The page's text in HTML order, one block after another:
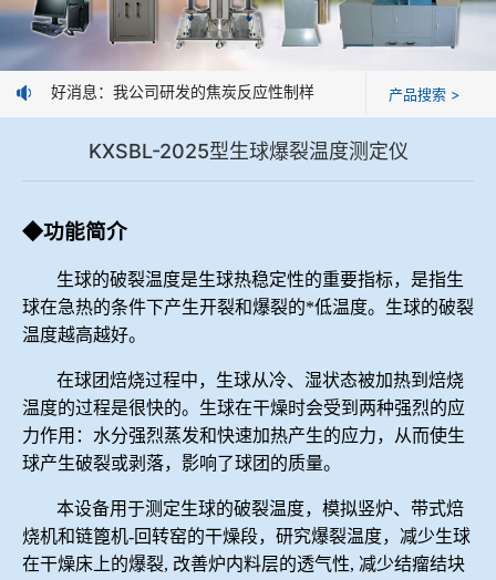
球团矿/烧结矿/块矿高温冶金性能检测系统
烧结/球团优化配矿研究设备
高炉配吹煤检测设备
冶金渣、保护渣等高温物性检测设备
冶金石灰活性度测定仪
矿石、焦炭物理检测及制样设备
工业分析、测硫仪等
企业业绩
技术交流
世界杯购买平台网站
好消息：我公司研发的焦炭反应性制样系统，全部制样过程机械
产品搜索 >
KXSBL-2025型生球爆裂温度测定仪
◆功能简介
生球的破裂温度是生球热稳定性的重要指标，是指生
球在急热的条件下产生开裂和爆裂的*低温度。生球的破裂
温度越高越好。
在球团焙烧过程中，生球从冷、湿状态被加热到焙烧
温度的过程是很快的。生球在干燥时会受到两种强烈的应
力作用：水分强烈蒸发和快速加热产生的应力，从而使生
球产生破裂或剥落，影响了球团的质量。
本设备用于测定生球的破裂温度，模拟竖炉、带式焙
烧机和链篦机-回转窑的干燥段，研究爆裂温度， 减少生球
在干燥床上的爆裂, 改善炉内料层的透气性, 减少结瘤结块